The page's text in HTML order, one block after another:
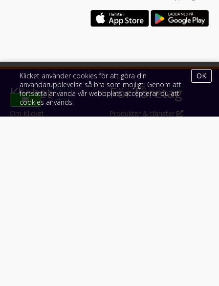
Klicket
Om Klicket
För företag
Produkter & tjänster
Klicket använder cookies för att göra din
användarupplevelse så bra som möjligt. Genom att
fortsätta använda vår webbplats accepterar du att
cookies används.
OK